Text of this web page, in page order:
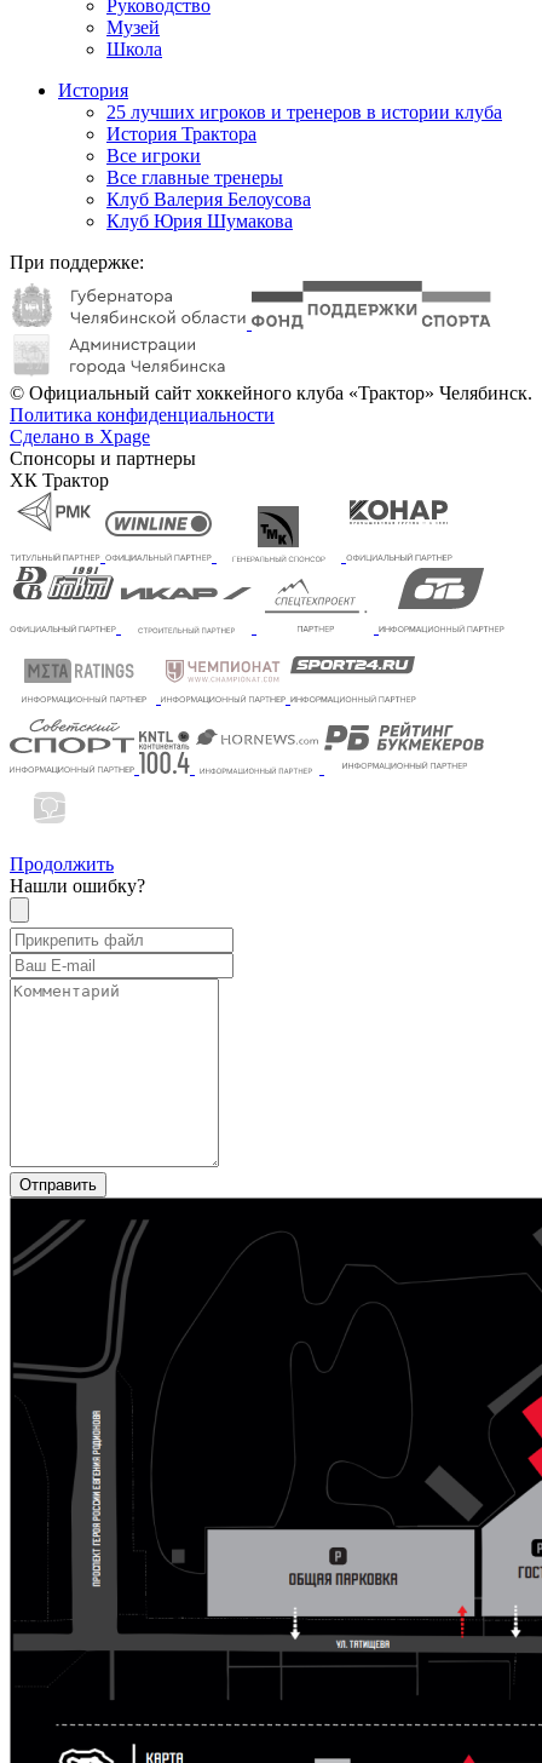
Руководство
Музей
Школа
История
25 лучших игроков и тренеров в истории клуба
История Трактора
Все игроки
Все главные тренеры
Клуб Валерия Белоусова
Клуб Юрия Шумакова
При поддержке:
© Официальный сайт хоккейного клуба «Трактор» Челябинск.
Политика конфиденциальности
Сделано в Xpage
Спонсоры и партнеры
ХК Трактор
Продолжить
Нашли ошибку?